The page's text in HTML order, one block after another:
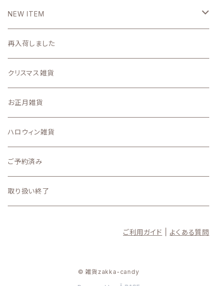
DIYパーツ
NEW ITEM
2026
7月
6月
2025
11月の新着商品
10月の新着商品
再入荷しました
クリスマス雑貨
お正月雑貨
ハロウィン雑貨
ご予約済み
取り扱い終了
ご利用ガイド よくある質問
© 雑貨zakka-candy